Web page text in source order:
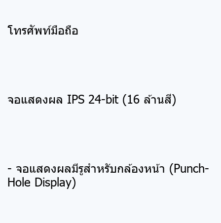
โทรศัพท์มือถือ
จอแสดงผล IPS 24-bit (16 ล้านสี)
- จอแสดงผลมีรูสำหรับกล้องหน้า (Punch-
Hole Display)